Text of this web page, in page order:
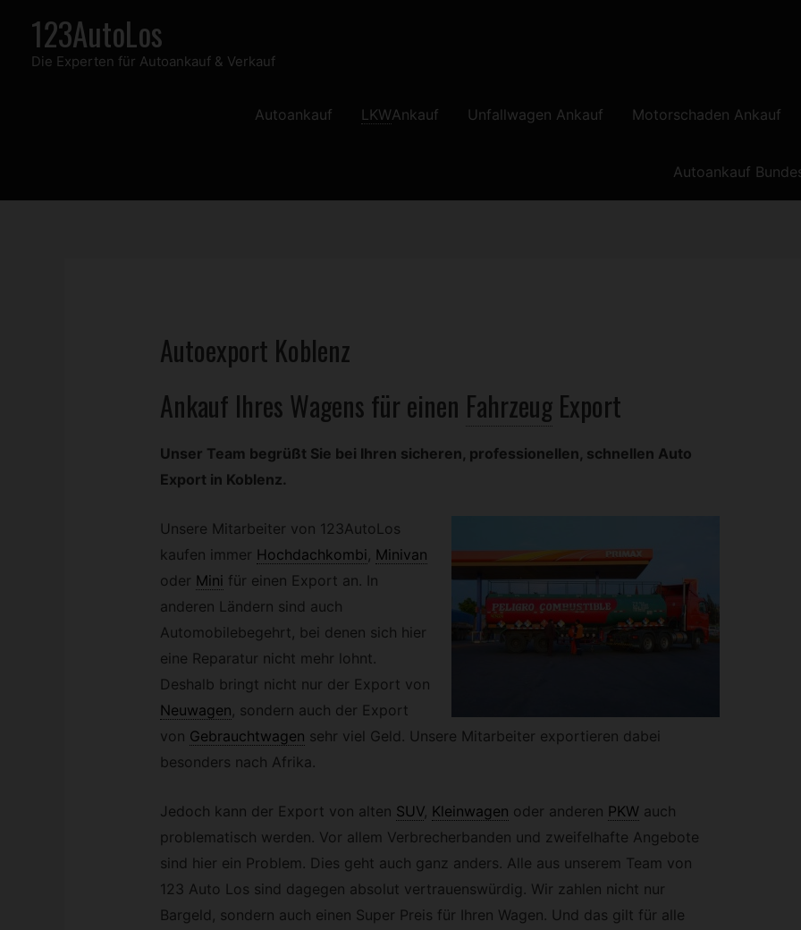
springen
123AutoLos
Die Experten für Autoankauf & Verkauf
Autoankauf LKWAnkauf Unfallwagen Ankauf Motorschaden Ankauf
Autoankauf
Autoexport Koblenz
Ankauf Ihres Wagens für einen Fahrzeug Export
Unser Team begrüßt Sie bei Ihren sicheren, professionellen, schnellen Auto
Export in Koblenz.
Unsere Mitarbeiter von 123AutoLos
kaufen immer Hochdachkombi, Minivan
oder Mini für einen Export an. In
anderen Ländern sind auch
Automobilebegehrt, bei denen sich hier
eine Reparatur nicht mehr lohnt.
Deshalb bringt nicht nur der Export von
Neuwagen, sondern auch der Export
von Gebrauchtwagen sehr viel Geld. Unsere Mitarbeiter exportieren dabei
besonders nach Afrika.
Jedoch kann der Export von alten SUV, Kleinwagen oder anderen PKW auch
problematisch werden. Vor allem Verbrecherbanden und zweifelhafte Angebote
sind hier ein Problem. Dies geht auch ganz anders. Alle aus unserem Team von
123 Auto Los sind dagegen absolut vertrauenswürdig. Wir zahlen nicht nur
Bargeld, sondern auch einen Super Preis für Ihren Wagen. Und das gilt für alle